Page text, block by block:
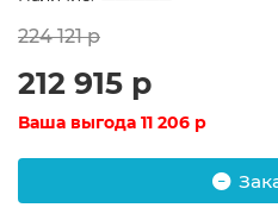
224 121 р
212 915 р
Ваша выгода 11 206 р